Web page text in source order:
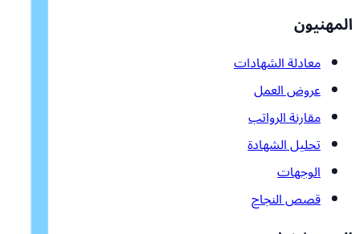
المهنيون
معادلة الشهادات
عروض العمل
مقارنة الرواتب
تحليل الشهادة
الوجهات
قصص النجاح